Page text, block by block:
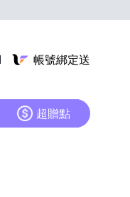
帳號綁定送
超贈點